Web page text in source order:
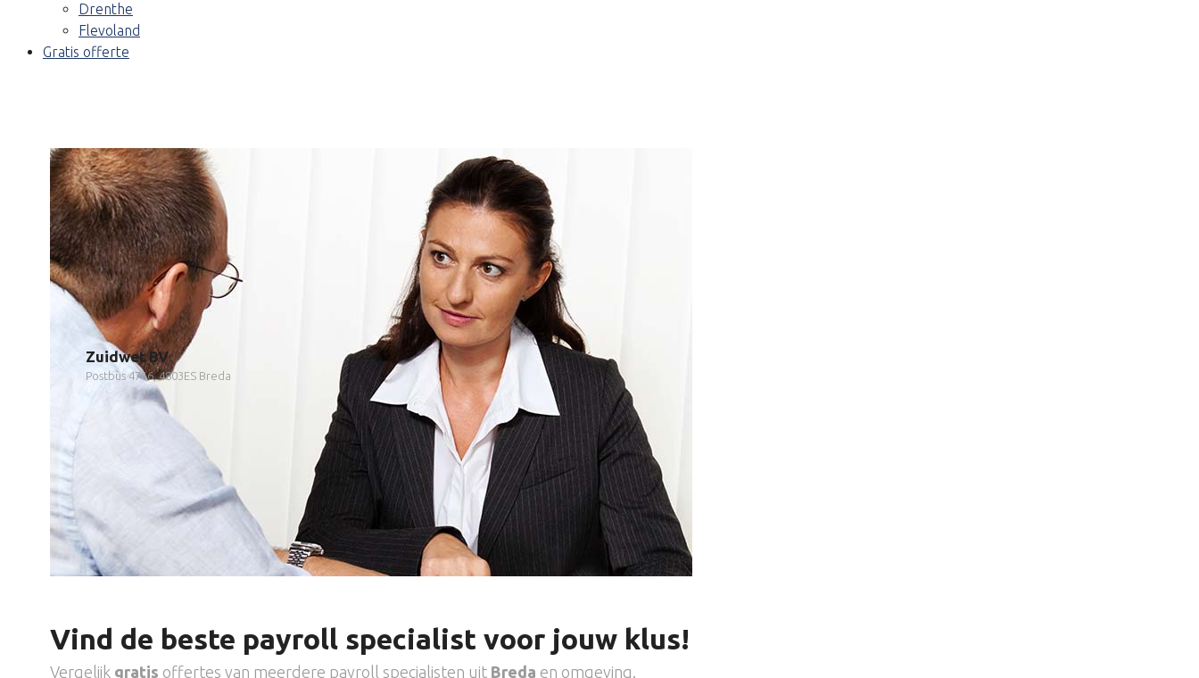
Drenthe
Flevoland
Gratis offerte
Zuidwet BV
Postbus 4716, 4803ES Breda
Vind de beste payroll specialist voor jouw klus!
Vergelijk gratis offertes van meerdere payroll specialisten uit Breda en omgeving.